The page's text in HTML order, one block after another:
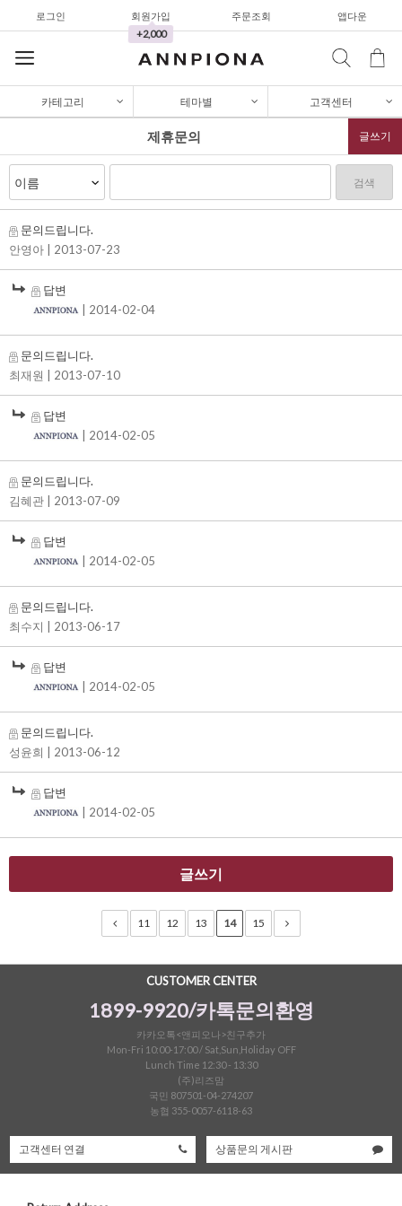
로그인
회원가입
+2,000
주문조회 앱다운
셔츠&블라우스
가디건/니트
한정세일
셔츠&블라우스
와이드팬츠
셔츠&블라우스
와이드팬츠
카테고리 테마별 고객센터
제휴문의 글쓰기
검색
문의드립니다.
안영아
| 2013-07-23
답변
| 2014-02-04
문의드립니다.
최재원
| 2013-07-10
답변
| 2014-02-05
문의드립니다.
김혜관
| 2013-07-09
답변
| 2014-02-05
문의드립니다.
최수지
| 2013-06-17
답변
| 2014-02-05
문의드립니다.
성윤희
| 2013-06-12
답변
| 2014-02-05
글쓰기
11 12 13 14 15
CUSTOMER CENTER
1899-9920/카톡문의환영
카카오톡<앤피오나>친구추가
Mon-Fri 10:00-17:00 / Sat,Sun,Holiday OFF
Lunch Time 12:30 - 13:30
(주)리즈맘
국민 807501-04-274207
농협 355-0057-6118-63
고객센터 연결 상품문의 게시판